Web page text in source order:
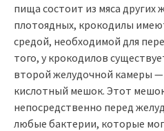
пища состоит из мяса других
плотоядных, крокодилы
средой, необходимой для
того, у крокодилов
второй желудочной камеры
кислотный мешок. Этот
непосредственно перед
любые бактерии, которые